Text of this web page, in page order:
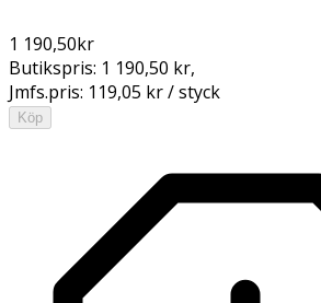
1 190,50kr
Butikspris: 1 190,50 kr,
Jmfs.pris: 119,05 kr / styck
Köp